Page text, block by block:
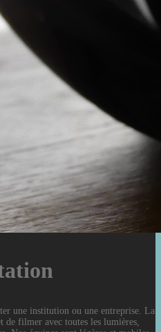
une institution ou une entreprise. La
de filmer avec toutes les lumières,